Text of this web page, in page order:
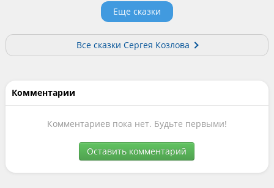
Еще сказки
Все сказки Сергея Козлова
Комментарии
Комментариев пока нет. Будьте первыми!
Оставить комментарий